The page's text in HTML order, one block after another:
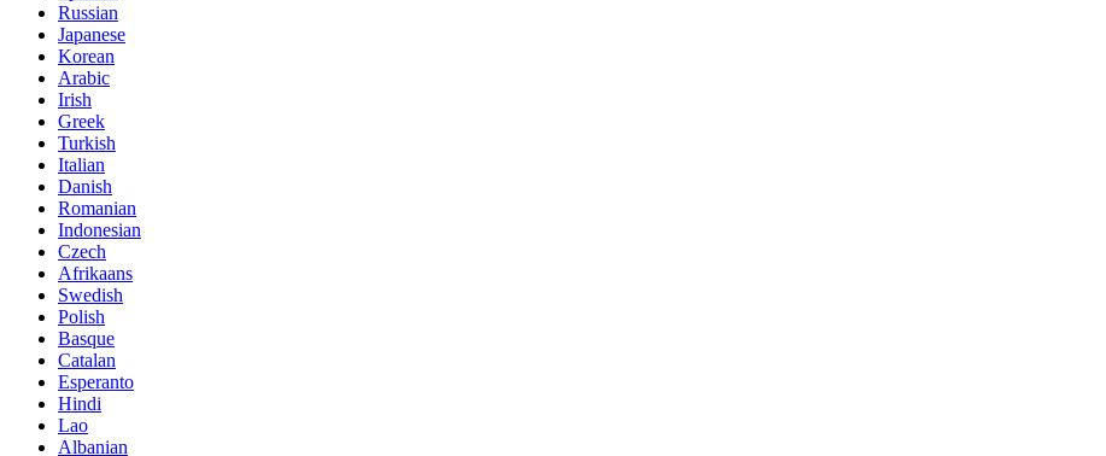
Russian
Japanese
Korean
Arabic
Irish
Greek
Turkish
Italian
Danish
Romanian
Indonesian
Czech
Afrikaans
Swedish
Polish
Basque
Catalan
Esperanto
Hindi
Lao
Albanian